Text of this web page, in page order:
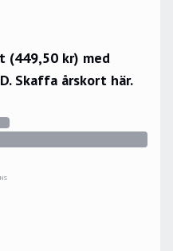
(449,50 kr) med
Skaffa årskort här.